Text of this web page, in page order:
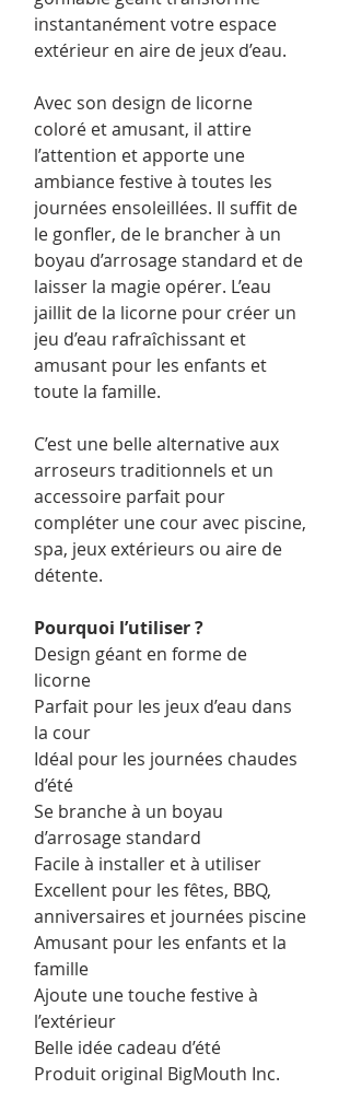
instantanément votre espace
extérieur en aire de jeux d’eau.
Avec son design de licorne
coloré et amusant, il attire
l’attention et apporte une
ambiance festive à toutes les
journées ensoleillées. Il suffit de
le gonfler, de le brancher à un
boyau d’arrosage standard et de
laisser la magie opérer. L’eau
jaillit de la licorne pour créer un
jeu d’eau rafraîchissant et
amusant pour les enfants et
toute la famille.
C’est une belle alternative aux
arroseurs traditionnels et un
accessoire parfait pour
compléter une cour avec piscine,
spa, jeux extérieurs ou aire de
détente.
Pourquoi l’utiliser ?
Design géant en forme de
licorne
Parfait pour les jeux d’eau dans
la cour
Idéal pour les journées chaudes
d’été
Se branche à un boyau
d’arrosage standard
Facile à installer et à utiliser
Excellent pour les fêtes, BBQ,
anniversaires et journées piscine
Amusant pour les enfants et la
famille
Ajoute une touche festive à
l’extérieur
Belle idée cadeau d’été
Produit original BigMouth Inc.